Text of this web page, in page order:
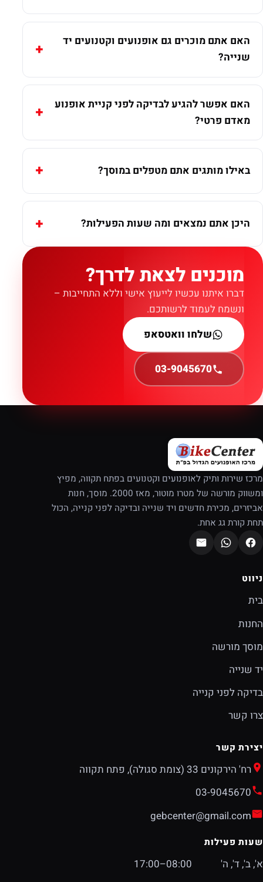
האם אתם מוכרים גם אופנועים וקטנועים יד
שנייה?
האם אפשר להגיע לבדיקה לפני קניית אופנוע
מאדם פרטי?
באילו מותגים אתם מטפלים במוסך?
היכן אתם נמצאים ומה שעות הפעילות?
מוכנים לצאת לדרך?
דברו איתנו עכשיו לייעוץ אישי וללא התחייבות –
ונשמח לעמוד לרשותכם.
שלחו וואטסאפ
03-9045670
מרכז שירות ותיק לאופנועים וקטנועים בפתח תקווה, מפיץ
ומשווק מורשה של מטרו מוטור, מאז 2000. מוסך, חנות
אביזרים, מכירת חדשים ויד שנייה ובדיקה לפני קנייה, הכול
תחת קורת גג אחת.
ניווט
בית
החנות
מוסך מורשה
יד שנייה
בדיקה לפני קנייה
צרו קשר
יצירת קשר
רח' הירקונים 33 (צומת סגולה), פתח תקווה
03-9045670
gebcenter@gmail.com
שעות פעילות
א', ב', ד', ה'
08:00–17:00